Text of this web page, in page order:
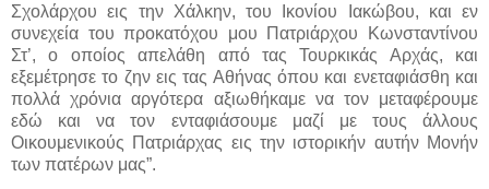
Σχολάρχου εις την Χάλκην, του Ικονίου Ιακώβου, και εν
συνεχεία του προκατόχου μου Πατριάρχου Κωνσταντίνου
Στ’, ο οποίος απελάθη από τας Τουρκικάς Αρχάς, και
εξεμέτρησε το ζην εις τας Αθήνας όπου και ενεταφιάσθη και
πολλά χρόνια αργότερα αξιωθήκαμε να τον μεταφέρουμε
εδώ και να τον ενταφιάσουμε μαζί με τους άλλους
Οικουμενικούς Πατριάρχας εις την ιστορικήν αυτήν Μονήν
των πατέρων μας”.